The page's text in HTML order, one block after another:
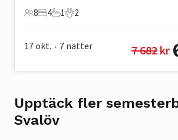
8 Gäster
8
4 Sovrum
4
1 Badrum
1
2 Husdjur
2
17 okt. • 7 nätter 7 682 kr
Upptäck fler
Svalöv